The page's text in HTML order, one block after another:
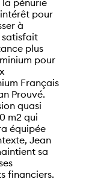
pour
à
satisfait
plus
pour
Français
Prouvé.
quasi
m2 qui
équipée
Jean
sa
financiers.